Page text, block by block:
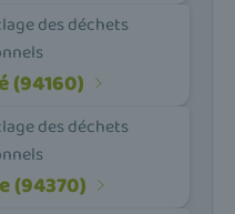
des déchets
(94160)
des déchets
(94370)